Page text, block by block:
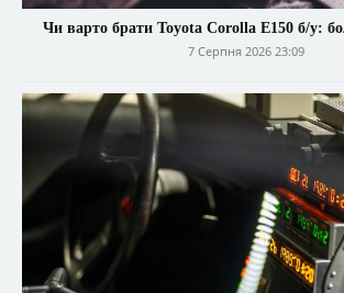
Чи варто брати Toyota Corolla E150 б/у:
7 Серпня 2026 23:09